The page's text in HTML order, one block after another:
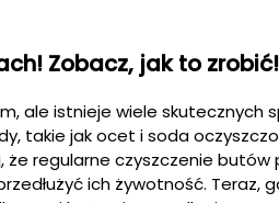
Zobacz, jak to zrobić!
ale istnieje wiele skutecznych
takie jak ocet i soda
regularne czyszczenie butów
ich żywotność. Teraz,